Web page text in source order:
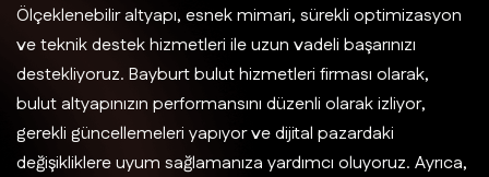
Ölçeklenebilir altyapı, esnek mimari, sürekli optimizasyon
ve teknik destek hizmetleri ile uzun vadeli başarınızı
destekliyoruz. Bayburt bulut hizmetleri firması olarak,
bulut altyapınızın performansını düzenli olarak izliyor,
gerekli güncellemeleri yapıyor ve dijital pazardaki
değişikliklere uyum sağlamanıza yardımcı oluyoruz. Ayrıca,